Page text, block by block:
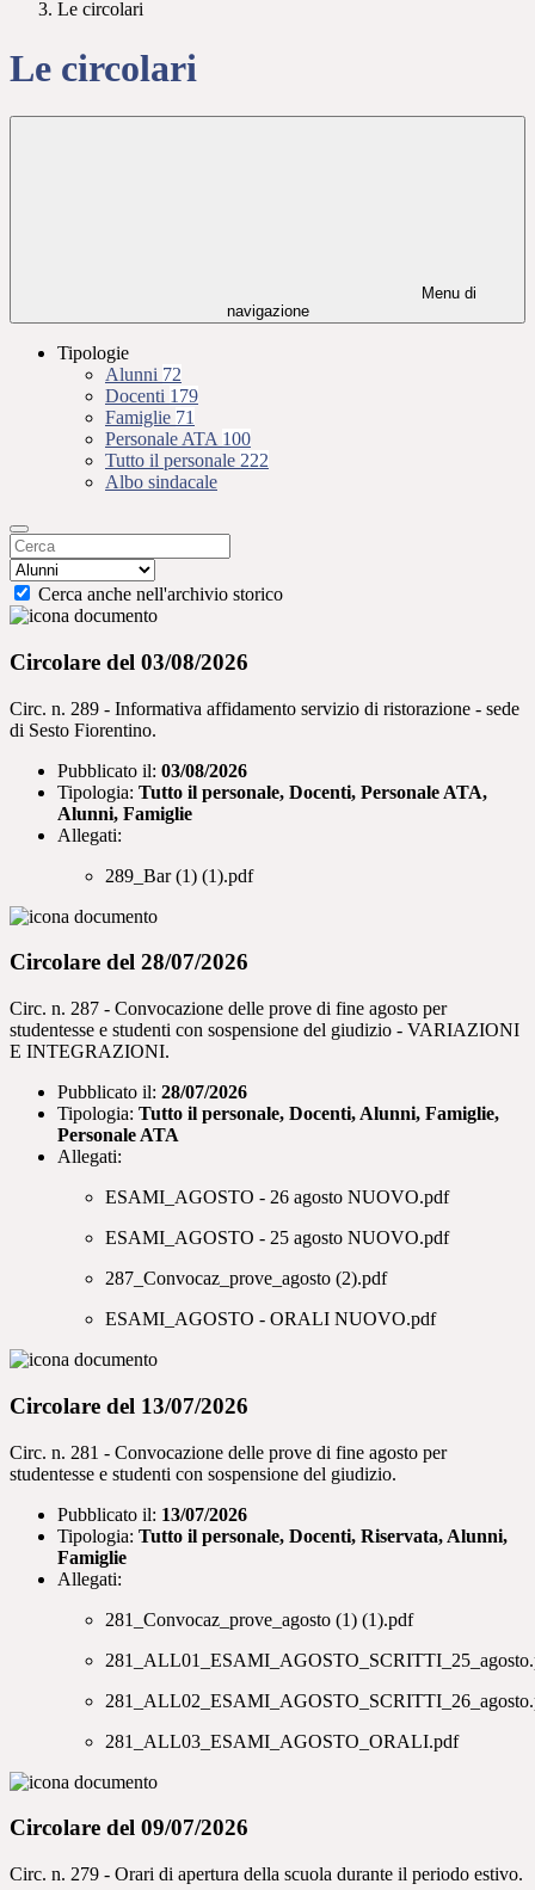
Le circolari
Le circolari
Menu di
navigazione
Tipologie
Alunni 72
Docenti 179
Famiglie 71
Personale ATA 100
Tutto il personale 222
Albo sindacale
Cerca anche nell'archivio storico
Circolare del 03/08/2026
Circ. n. 289 - Informativa affidamento servizio di ristorazione - sede
di Sesto Fiorentino.
Pubblicato il: 03/08/2026
Tipologia: Tutto il personale, Docenti, Personale ATA,
Alunni, Famiglie
Allegati:
289_Bar (1) (1).pdf
Circolare del 28/07/2026
Circ. n. 287 - Convocazione delle prove di fine agosto per
studentesse e studenti con sospensione del giudizio - VARIAZIONI
E INTEGRAZIONI.
Pubblicato il: 28/07/2026
Tipologia: Tutto il personale, Docenti, Alunni, Famiglie,
Personale ATA
Allegati:
ESAMI_AGOSTO - 26 agosto NUOVO.pdf
ESAMI_AGOSTO - 25 agosto NUOVO.pdf
287_Convocaz_prove_agosto (2).pdf
ESAMI_AGOSTO - ORALI NUOVO.pdf
Circolare del 13/07/2026
Circ. n. 281 - Convocazione delle prove di fine agosto per
studentesse e studenti con sospensione del giudizio.
Pubblicato il: 13/07/2026
Tipologia: Tutto il personale, Docenti, Riservata, Alunni,
Famiglie
Allegati:
281_Convocaz_prove_agosto (1) (1).pdf
281_ALL03_ESAMI_AGOSTO_ORALI.pdf
Circolare del 09/07/2026
Circ. n. 279 - Orari di apertura della scuola durante il periodo estivo.